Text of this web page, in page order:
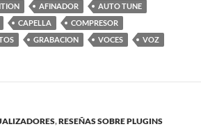
AFINADOR
AUTO TUNE
CAPELLA
COMPRESOR
GRABACION VOCES VOZ
,RESEÑAS SOBRE PLUGINS